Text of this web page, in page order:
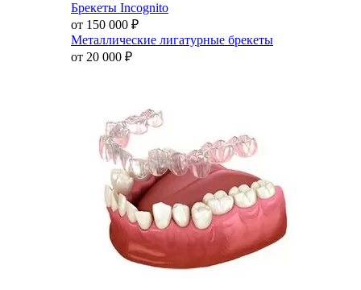
Брекеты Incognito
от 150 000 ₽
Металлические лигатурные брекеты
от 20 000 ₽